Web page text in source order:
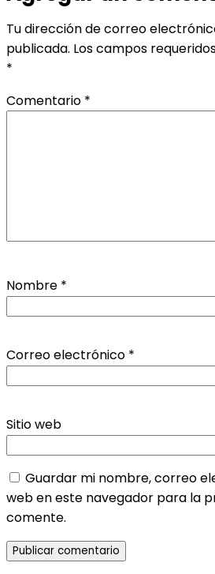
Tu dirección de correo
publicada. Los campos
*
Comentario *
Nombre *
Correo electrónico *
Sitio web
Guardar mi nombre, correo
web en este navegador para la
comente.